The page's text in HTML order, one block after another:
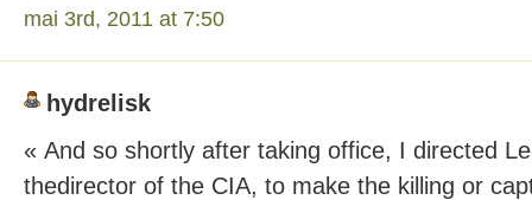
mai 3rd, 2011 at 7:50
hydrelisk
« And so shortly after taking office, I directed
thedirector of the CIA, to make the killing or